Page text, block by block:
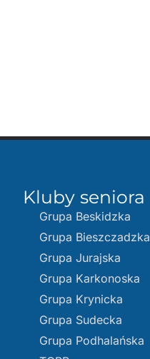
Kluby seniora
Grupa Beskidzka​
Grupa Bieszczadzka
Grupa Jurajska
Grupa Karkonoska
Grupa Krynicka
Grupa Sudecka
Grupa Podhalańska